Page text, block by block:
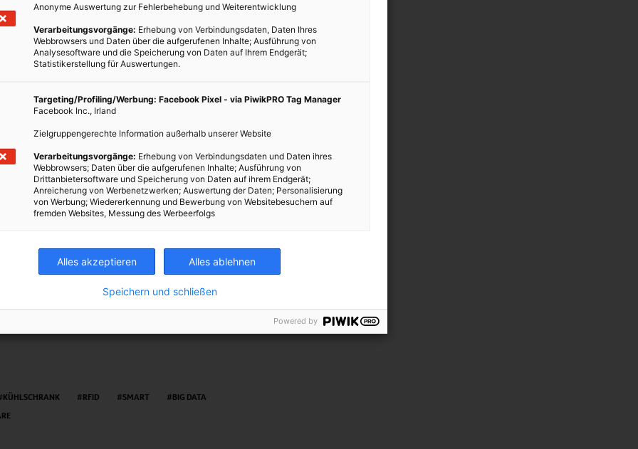
wenig, wie das
Strategiepapier der Europäischen
Diskussionspunkte, so der Konflikt zwischen
Daten und dem Schutz der Privatsphäre. So ein smarter
Auskunft über die Gesundheit der Bewohner geben oder
Dazu kommt, dass smarte Haushaltsgeräte meistens
sind, wie die erste dokumentiertenAngriffswelle von
sieht diese Gefahren im Internet der Dinge, stellt aber in
sich mit dem Aufkommen des Internets der Dinge „sicherlich
ändern.“
das Internet der Dinge
nach Vernetzung, Mobilität und Big Data
tado
TWEET
KÜHLSCHRANK RFID SMART
BIG DATA
Anonyme Auswertung zur Fehlerbehebung und Weiterentwicklung
Verarbeitungsvorgänge: Erhebung von Verbindungsdaten, Daten Ihres
Webbrowsers und Daten über die aufgerufenen Inhalte; Ausführung von
Analysesoftware und die Speicherung von Daten auf Ihrem Endgerät;
Statistikerstellung für Auswertungen.
Targeting/Profiling/Werbung: Facebook Pixel - via PiwikPRO Tag Manager
Facebook Inc., Irland
Zielgruppengerechte Information außerhalb unserer Website
Verarbeitungsvorgänge: Erhebung von Verbindungsdaten und Daten ihres
Webbrowsers; Daten über die aufgerufenen Inhalte; Ausführung von
Drittanbietersoftware und Speicherung von Daten auf ihrem Endgerät;
Anreicherung von Werbenetzwerken; Auswertung der Daten; Personalisierung
von Werbung; Wiedererkennung und Bewerbung von Websitebesuchern auf
fremden Websites, Messung des Werbeerfolgs
Alles akzeptieren Alles ablehnen
Speichern und schließen
Powered by